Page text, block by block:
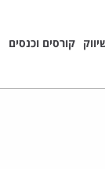
קורסים וכנסים